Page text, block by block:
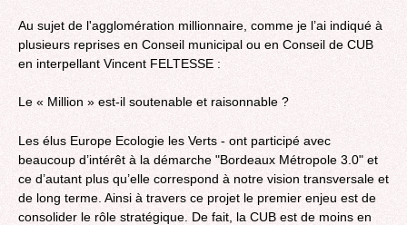
Au sujet de l'agglomération millionnaire, comme je l’ai indiqué à
plusieurs reprises en Conseil municipal ou en Conseil de CUB
en interpellant Vincent FELTESSE :
Le « Million » est-il soutenable et raisonnable ?
Les élus Europe Ecologie les Verts - ont participé avec
beaucoup d’intérêt à la démarche "Bordeaux Métropole 3.0" et
ce d’autant plus qu’elle correspond à notre vision transversale et
de long terme. Ainsi à travers ce projet le premier enjeu est de
consolider le rôle stratégique. De fait, la CUB est de moins en